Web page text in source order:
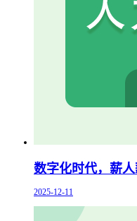
数字化时代，薪
2025-12-11